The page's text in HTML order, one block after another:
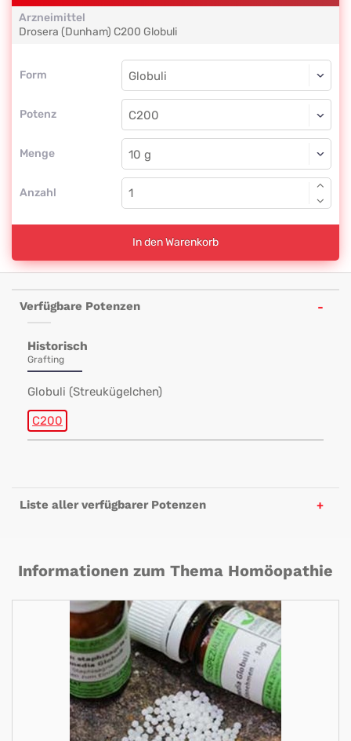
Arzneimittel
Drosera (Dunham) C200 Globuli
Form
Form
Potenz
Globuli
C200
Menge
Globuli
Anzahl
In den Warenkorb
Verfügbare Potenzen
Historisch
Grafting
Globuli (Streukügelchen)
C200
Liste aller verfügbarer Potenzen
Informationen zum Thema Homöopathie